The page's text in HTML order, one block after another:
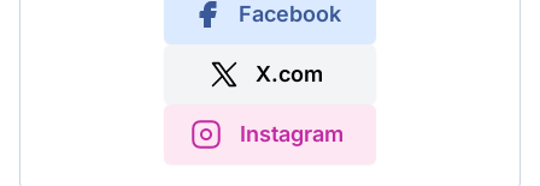
Facebook
X.com
Instagram